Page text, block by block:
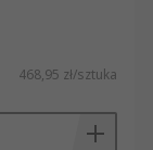
468,95 zł/sztuka